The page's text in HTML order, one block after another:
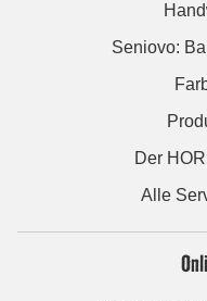
Seniovo:
Der
Alle